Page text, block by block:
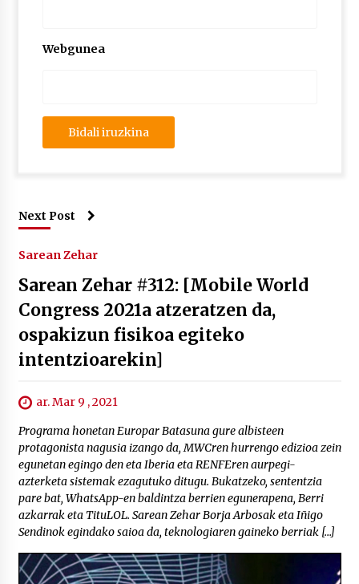
Webgunea
Next Post
Sarean Zehar
Sarean Zehar #312: [Mobile World
Congress 2021a atzeratzen da,
ospakizun fisikoa egiteko
intentzioarekin]
ar. Mar 9 , 2021
Programa honetan Europar Batasuna gure albisteen
protagonista nagusia izango da, MWCren hurrengo edizioa zein
egunetan egingo den eta Iberia eta RENFEren aurpegi-
azterketa sistemak ezagutuko ditugu. Bukatzeko, sententzia
pare bat, WhatsApp-en baldintza berrien egunerapena, Berri
azkarrak eta TituLOL. Sarean Zehar Borja Arbosak eta Iñigo
Sendinok egindako saioa da, teknologiaren gaineko berriak […]